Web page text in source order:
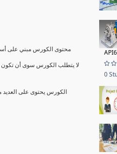
محتوى الكورس مبني على
لا يتطلب الكورس سوى أن تكون
الكورس يحتوى على العديد
0